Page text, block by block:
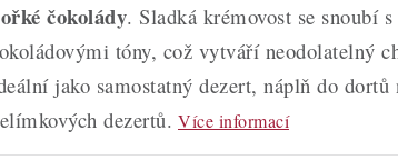
čokolády. Sladká krémovost se snoubí
tóny, což vytváří neodolatelný
jako samostatný dezert, náplň do dortů
dezertů. Více informací